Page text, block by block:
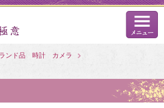
ンド品 時計 カメラ